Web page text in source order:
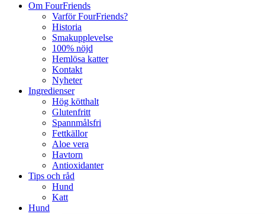
Om FourFriends
Varför FourFriends?
Historia
Smakupplevelse
100% nöjd
Hemlösa katter
Kontakt
Nyheter
Ingredienser
Hög kötthalt
Glutenfritt
Spannmålsfri
Fettkällor
Aloe vera
Havtorn
Antioxidanter
Tips och råd
Hund
Katt
Hund